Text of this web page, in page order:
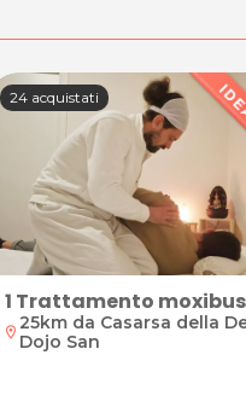
o Familiare
24 acquistati
1 Trattamento
location_on 25km da Casarsa della
Dojo San